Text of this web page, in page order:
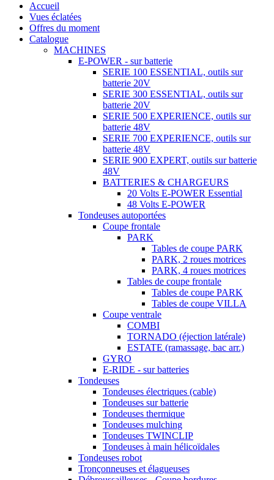
Accueil
Vues éclatées
Offres du moment
Catalogue
MACHINES
E-POWER - sur batterie
SERIE 100 ESSENTIAL, outils sur
batterie 20V
SERIE 300 ESSENTIAL, outils sur
batterie 20V
SERIE 500 EXPERIENCE, outils sur
batterie 48V
SERIE 700 EXPERIENCE, outils sur
batterie 48V
SERIE 900 EXPERT, outils sur batterie
48V
BATTERIES & CHARGEURS
20 Volts E-POWER Essential
48 Volts E-POWER
Tondeuses autoportées
Coupe frontale
PARK
Tables de coupe PARK
PARK, 2 roues motrices
PARK, 4 roues motrices
Tables de coupe frontale
Tables de coupe PARK
Tables de coupe VILLA
Coupe ventrale
COMBI
TORNADO (éjection latérale)
ESTATE (ramassage, bac arr.)
GYRO
E-RIDE - sur batteries
Tondeuses
Tondeuses électriques (cable)
Tondeuses sur batterie
Tondeuses thermique
Tondeuses mulching
Tondeuses TWINCLIP
Tondeuses à main hélicoïdales
Tondeuses robot
Tronçonneuses et élagueuses